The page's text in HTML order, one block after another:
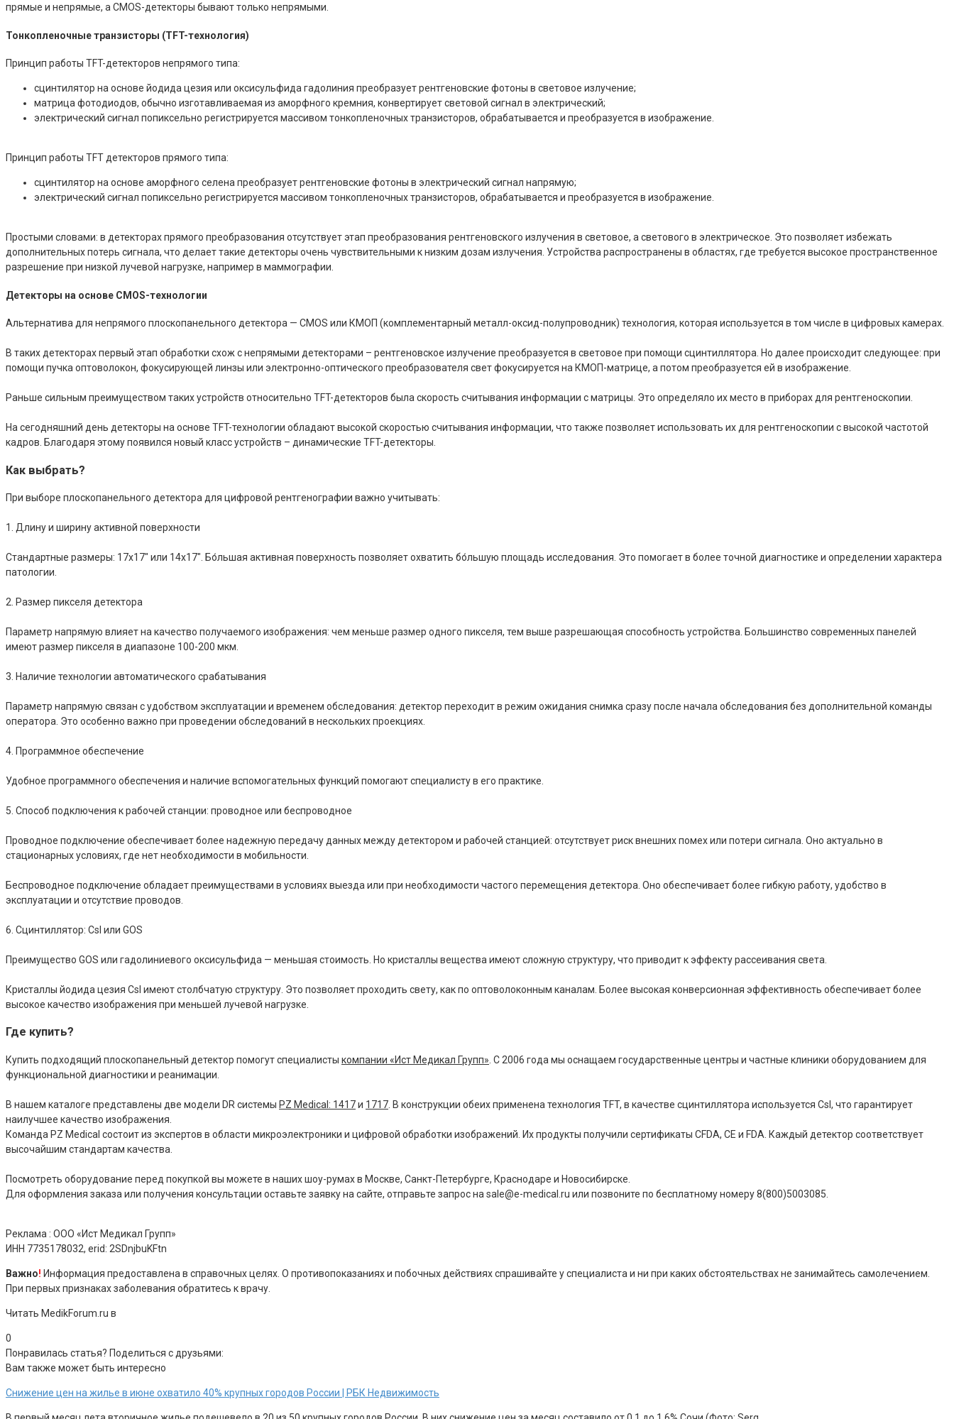
прямые и непрямые, а CMOS-детекторы бывают только непрямыми.
Тонкопленочные транзисторы (TFT-технология)
Принцип работы TFT-детекторов непрямого типа:
сцинтилятор на основе йодида цезия или оксисульфида гадолиния преобразует рентгеновские фотоны в световое излучение;
матрица фотодиодов, обычно изготавливаемая из аморфного кремния, конвертирует световой сигнал в электрический;
электрический сигнал попиксельно регистрируется массивом тонкопленочных транзисторов, обрабатывается и преобразуется в изображение.
Принцип работы TFT детекторов прямого типа:
сцинтилятор на основе аморфного селена преобразует рентгеновские фотоны в электрический сигнал напрямую;
электрический сигнал попиксельно регистрируется массивом тонкопленочных транзисторов, обрабатывается и преобразуется в изображение.
Простыми словами: в детекторах прямого преобразования отсутствует этап преобразования рентгеновского излучения в световое, а светового в электрическое. Это позволяет избежать
дополнительных потерь сигнала, что делает такие детекторы очень чувствительными к низким дозам излучения. Устройства распространены в областях, где требуется высокое пространственное
разрешение при низкой лучевой нагрузке, например в маммографии.
Детекторы на основе CMOS-технологии
Альтернатива для непрямого плоскопанельного детектора — CMOS или КМОП (комплементарный металл-оксид-полупроводник) технология, которая используется в том числе в цифровых камерах.
В таких детекторах первый этап обработки схож с непрямыми детекторами – рентгеновское излучение преобразуется в световое при помощи сцинтиллятора. Но далее происходит следующее: при
помощи пучка оптоволокон, фокусирующей линзы или электронно-оптического преобразователя свет фокусируется на КМОП-матрице, а потом преобразуется ей в изображение.
Раньше сильным преимуществом таких устройств относительно TFT-детекторов была скорость считывания информации с матрицы. Это определяло их место в приборах для рентгеноскопии.
На сегодняшний день детекторы на основе TFT-технологии обладают высокой скоростью считывания информации, что также позволяет использовать их для рентгеноскопии с высокой частотой
кадров. Благодаря этому появился новый класс устройств – динамические TFT-детекторы.
Как выбрать?
При выборе плоскопанельного детектора для цифровой рентгенографии важно учитывать:
1. Длину и ширину активной поверхности
Стандартные размеры: 17х17″ или 14х17″. Бо́льшая активная поверхность позволяет охватить бо́льшую площадь исследования. Это помогает в более точной диагностике и определении характера
патологии.
2. Размер пикселя детектора
Параметр напрямую влияет на качество получаемого изображения: чем меньше размер одного пикселя, тем выше разрешающая способность устройства. Большинство современных панелей
имеют размер пикселя в диапазоне 100-200 мкм.
3. Наличие технологии автоматического срабатывания
Параметр напрямую связан с удобством эксплуатации и временем обследования: детектор переходит в режим ожидания снимка сразу после начала обследования без дополнительной команды
оператора. Это особенно важно при проведении обследований в нескольких проекциях.
4. Программное обеспечение
Удобное программного обеспечения и наличие вспомогательных функций помогают специалисту в его практике.
5. Способ подключения к рабочей станции: проводное или беспроводное
Проводное подключение обеспечивает более надежную передачу данных между детектором и рабочей станцией: отсутствует риск внешних помех или потери сигнала. Оно актуально в
стационарных условиях, где нет необходимости в мобильности.
Беспроводное подключение обладает преимуществами в условиях выезда или при необходимости частого перемещения детектора. Оно обеспечивает более гибкую работу, удобство в
эксплуатации и отсутствие проводов.
6. Сцинтиллятор: CsI или GOS
Преимущество GOS или гадолиниевого оксисульфида — меньшая стоимость. Но кристаллы вещества имеют сложную структуру, что приводит к эффекту рассеивания света.
Кристаллы йодида цезия CsI имеют столбчатую структуру. Это позволяет проходить свету, как по оптоволоконным каналам. Более высокая конверсионная эффективность обеспечивает более
высокое качество изображения при меньшей лучевой нагрузке.
Где купить?
Купить подходящий плоскопанельный детектор помогут специалисты компании «Ист Медикал Групп» . С 2006 года мы оснащаем государственные центры и частные клиники оборудованием для
функциональной диагностики и реанимации.
В нашем каталоге представлены две модели DR системы PZ Medical: 1417и 1717 . В конструкции обеих применена технология TFT, в качестве сцинтиллятора используется CsI, что гарантирует
наилучшее качество изображения.
Команда PZ Medical состоит из экспертов в области микроэлектроники и цифровой обработки изображений. Их продукты получили сертификаты CFDA, CE и FDA. Каждый детектор соответствует
высочайшим стандартам качества.
Посмотреть оборудование перед покупкой вы можете в наших шоу-румах в Москве, Санкт-Петербурге, Краснодаре и Новосибирске.
Для оформления заказа или получения консультации оставьте заявку на сайте, отправьте запрос на sale@e-medical.ru или позвоните по бесплатному номеру 8(800)5003085.
Реклама : ООО «Ист Медикал Групп»
ИНН 7735178032, erid: 2SDnjbuKFtn
Важно! Информация предоставлена в справочных целях. О противопоказаниях и побочных действиях спрашивайте у специалиста и ни при каких обстоятельствах не занимайтесь самолечением.
При первых признаках заболевания обратитесь к врачу.
Читать MedikForum.ru в
0
Понравилась статья? Поделиться с друзьями:
Вам также может быть интересно
Снижение цен на жилье в июне охватило 40% крупных городов России | РБК Недвижимость